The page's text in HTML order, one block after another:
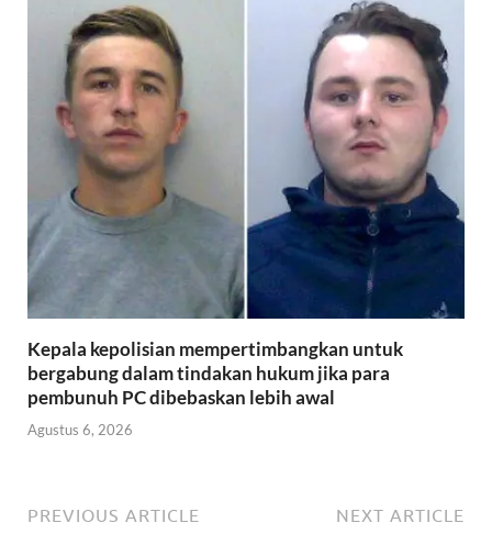
Kepala kepolisian mempertimbangkan untuk
bergabung dalam tindakan hukum jika para
pembunuh PC dibebaskan lebih awal
Agustus 6, 2026
PREVIOUS ARTICLE NEXT ARTICLE